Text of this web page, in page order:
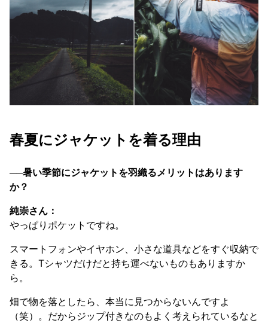
春夏にジャケットを着る理由
──暑い季節にジャケットを羽織るメリットはあります
か？
純崇さん：
やっぱりポケットですね。
スマートフォンやイヤホン、小さな道具などをすぐ収納で
きる。Tシャツだけだと持ち運べないものもありますか
ら。
畑で物を落としたら、本当に見つからないんですよ
（笑）。だからジップ付きなのもよく考えられているなと